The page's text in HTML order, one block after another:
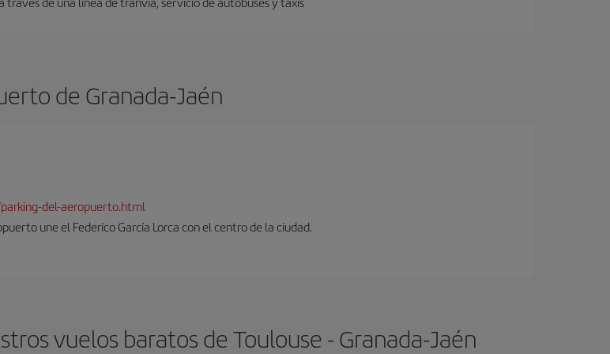
de Granada-Jaén
del-aeropuerto.html
une el Federico García Lorca con el centro de la ciudad.
vuelos baratos de Toulouse - Granada-Jaén